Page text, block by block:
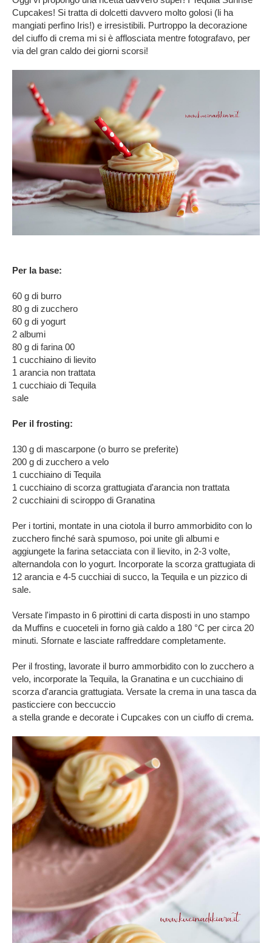
Cupcakes! Si tratta di dolcetti davvero molto golosi (li ha
mangiati perfino Iris!) e irresistibili. Purtroppo la decorazione
del ciuffo di crema mi si è afflosciata mentre fotografavo, per
via del gran caldo dei giorni scorsi!
Per la base:
60 g di burro
80 g di zucchero
60 g di yogurt
2 albumi
80 g di farina 00
1 cucchiaino di lievito
1 arancia non trattata
1 cucchiaio di Tequila
sale
Per il frosting:
130 g di mascarpone (o burro se preferite)
200 g di zucchero a velo
1 cucchiaino di Tequila
1 cucchiaino di scorza grattugiata d'arancia non trattata
2 cucchiaini di sciroppo di Granatina
Per i tortini, montate in una ciotola il burro ammorbidito con lo
zucchero finché sarà spumoso, poi unite gli albumi e
aggiungete la farina setacciata con il lievito, in 2-3 volte,
alternandola con lo yogurt. Incorporate la scorza grattugiata di
12 arancia e 4-5 cucchiai di succo, la Tequila e un pizzico di
sale.
Versate l'impasto in 6 pirottini di carta disposti in uno stampo
da Muffins e cuoceteli in forno già caldo a 180 °C per circa 20
minuti. Sfornate e lasciate raffreddare completamente.
Per il frosting, lavorate il burro ammorbidito con lo zucchero a
velo, incorporate la Tequila, la Granatina e un cucchiaino di
scorza d'arancia grattugiata. Versate la crema in una tasca da
pasticciere con beccuccio
a stella grande e decorate i Cupcakes con un ciuffo di crema.